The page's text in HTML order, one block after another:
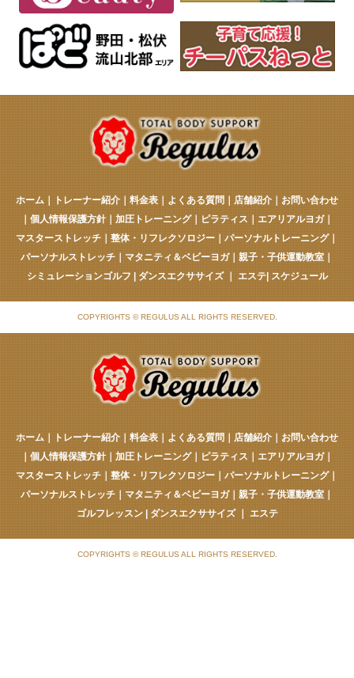
ホーム ｜ トレーナー紹介 ｜ 料金表 ｜ よくある質問 ｜ 店舗紹介 ｜ お問い合わせ
｜ 個人情報保護方針｜ 加圧トレーニング｜ ピラティス ｜ エアリアルヨガ｜
マスターストレッチ ｜ 整体・リフレクソロジー ｜ パーソナルトレーニング｜
パーソナルストレッチ ｜ マタニティ＆ベビーヨガ｜ 親子・子供運動教室 ｜
シミュレーションゴルフ | ダンスエクササイズ｜ エステ| スケジュール
COPYRIGHTS © REGULUS ALL RIGHTS RESERVED.
ホーム ｜ トレーナー紹介 ｜ 料金表 ｜ よくある質問 ｜ 店舗紹介 ｜ お問い合わせ
｜ 個人情報保護方針｜ 加圧トレーニング｜ ピラティス ｜ エアリアルヨガ｜
マスターストレッチ ｜ 整体・リフレクソロジー ｜ パーソナルトレーニング｜
パーソナルストレッチ ｜ マタニティ＆ベビーヨガ｜ 親子・子供運動教室 ｜
ゴルフレッスン| ダンスエクササイズ｜ エステ
COPYRIGHTS © REGULUS ALL RIGHTS RESERVED.